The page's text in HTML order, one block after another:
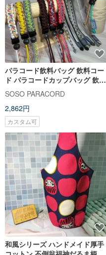
パラコード飲料バッグ 飲料コー
ド パラコードカップバッグ 飲料
バッグ
SOSO PARACORD
2,862円
カスタム可
和風シリーズ ハンドメイド厚手